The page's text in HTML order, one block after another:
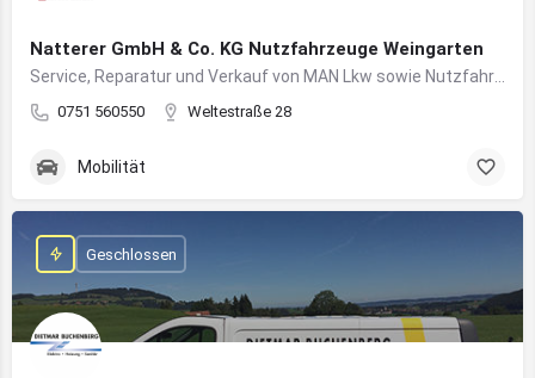
Natterer GmbH & Co. KG Nutzfahrzeuge Weingarten
0751 560550 Weltestraße 28
Mobilität
Geschlossen